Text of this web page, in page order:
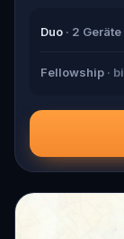
Duo · 2 Geräte
Fellowship ·